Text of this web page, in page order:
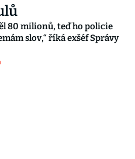
80 milionů, teď ho policie
slov,“ říká exšéf Správy